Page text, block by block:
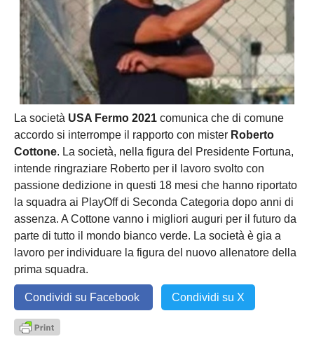
La società USA Fermo 2021 comunica che di comune
accordo si interrompe il rapporto con mister Roberto
Cottone. La società, nella figura del Presidente Fortuna,
intende ringraziare Roberto per il lavoro svolto con
passione dedizione in questi 18 mesi che hanno riportato
la squadra ai PlayOff di Seconda Categoria dopo anni di
assenza. A Cottone vanno i migliori auguri per il futuro da
parte di tutto il mondo bianco verde. La società è gia a
lavoro per individuare la figura del nuovo allenatore della
prima squadra.
Condividi su Facebook Condividi su X